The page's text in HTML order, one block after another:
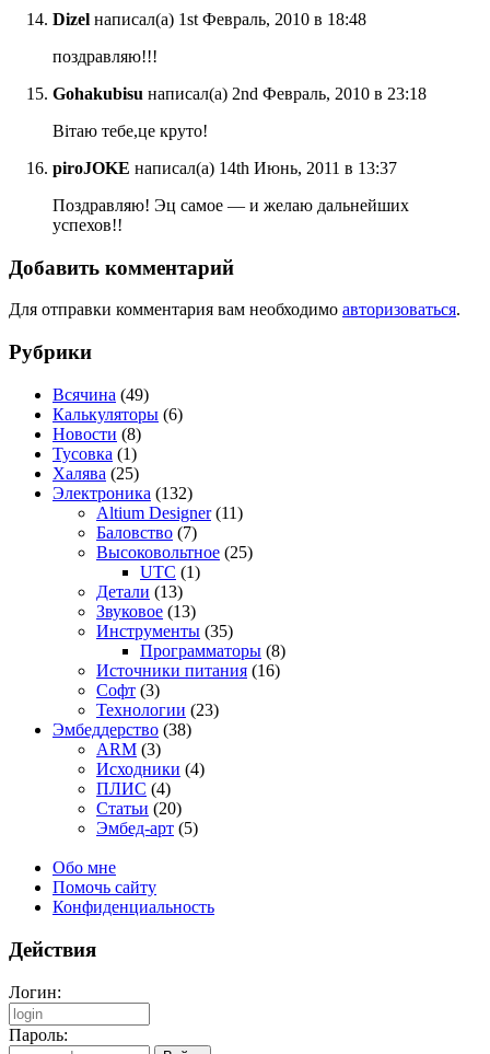
Dizel написал(а) 1st Февраль, 2010 в 18:48
поздравляю!!!
Gohakubisu написал(а) 2nd Февраль, 2010 в 23:18
Вітаю тебе,це круто!
piroJOKE написал(а) 14th Июнь, 2011 в 13:37
Поздравляю! Эц самое — и желаю дальнейших
успехов!!
Добавить комментарий
Для отправки комментария вам необходимо авторизоваться.
Рубрики
Всячина (49)
Калькуляторы (6)
Новости (8)
Тусовка (1)
Халява (25)
Электроника (132)
Altium Designer(11)
Баловство (7)
Высоковольтное (25)
UTC (1)
Детали (13)
Звуковое (13)
Инструменты (35)
Программаторы (8)
Источники питания (16)
Софт (3)
Технологии (23)
Эмбеддерство (38)
ARM (3)
Исходники (4)
ПЛИС (4)
Статьи (20)
Эмбед-арт (5)
Обо мне
Помочь сайту
Конфиденциальность
Действия
Логин:
Пароль: